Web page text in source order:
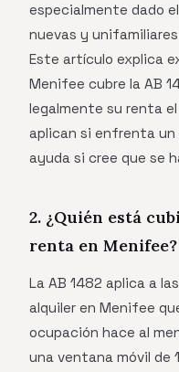
especialmente dado
nuevas y
Este artículo explica
Menifee cubre la AB
legalmente su renta
aplican si enfrenta
ayuda si cree que se
2. ¿Quién está
renta en Menifee?
La AB 1482 aplica a
alquiler en Menifee
ocupación hace al
una ventana móvil de